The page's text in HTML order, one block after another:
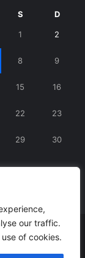
our traffic.
of cookies.
S D
1 2
8 9
15 16
22 23
29 30
| RexNet